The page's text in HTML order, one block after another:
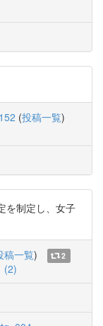
(投稿一覧)
を制定し、女子
稿一覧)
2
(2)